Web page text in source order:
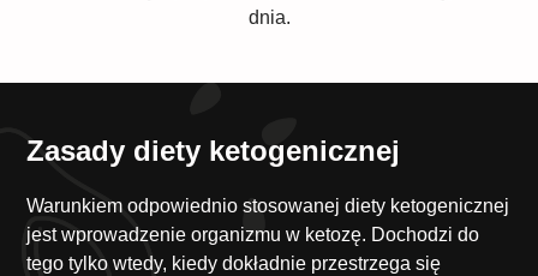
dnia.
Zasady diety ketogenicznej
Warunkiem odpowiednio stosowanej diety ketogenicznej
jest wprowadzenie organizmu w ketozę. Dochodzi do
tego tylko wtedy, kiedy dokładnie przestrzega się